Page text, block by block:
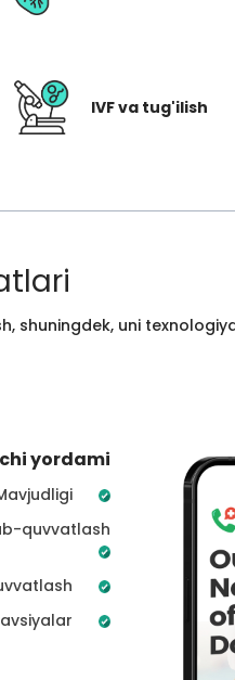
IVF va tug'ilish
shuningdek, uni
yordami
quvvatlash